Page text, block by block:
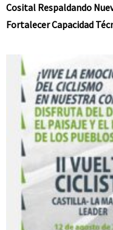
Cosital Respaldando
Fortalecer Capacidad